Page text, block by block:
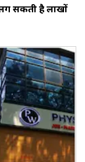
लग सकती है लाखों